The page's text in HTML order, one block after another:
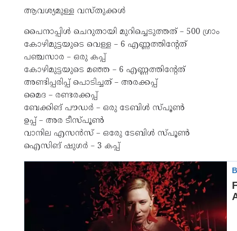
ആവശ്യമുള്ള വസ്തുക്കള്‍
പൈനാപ്പിള്‍ ചെറുതായി മുറിച്ചെടുത്തത് – 500 ഗ്രാം
കോഴിമുട്ടയുടെ വെള്ള – 6 എണ്ണത്തിന്റേത്
പഞ്ചസാര – ഒരു കപ്പ്
കോഴിമുട്ടയുടെ മഞ്ഞ – 6 എണ്ണത്തിന്റേത്
അണ്ടിപ്പരിപ്പ് പൊടിച്ചത് – അരക്കപ്പ്
മൈദ – രണ്ടരക്കപ്പ്
ബേക്കിങ് പൗഡര്‍ – ഒരു ടേബിള്‍ സ്പൂണ്‍
ഉപ്പ് – അര ടീസ്പൂണ്‍
വാനില എസന്‍സ് – ഒരേു ടേബിള്‍ സ്പൂണ്‍
ഐസിങ് ഷുഗര്‍ – 3 കപ്പ്